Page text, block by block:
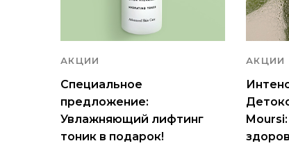
АКЦИИ
Специальное
предложение:
Увлажняющий лифтинг
тоник в подарок!
АКЦИИ